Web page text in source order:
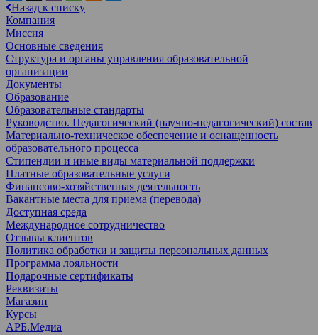
Назад к списку
Компания
Миссия
Основные сведения
Структура и органы управления образовательной
организации
Документы
Образование
Образовательные стандарты
Руководство. Педагогический (научно-педагогический) состав
Материально-техническое обеспечение и оснащенность
образовательного процесса
Стипендии и иные виды материальной поддержки
Платные образовательные услуги
Финансово-хозяйственная деятельность
Вакантные места для приема (перевода)
Доступная среда
Международное сотрудничество
Отзывы клиентов
Политика обработки и защиты персональных данных
Программа лояльности
Подарочные сертификаты
Реквизиты
Магазин
Курсы
АРБ.Медиа